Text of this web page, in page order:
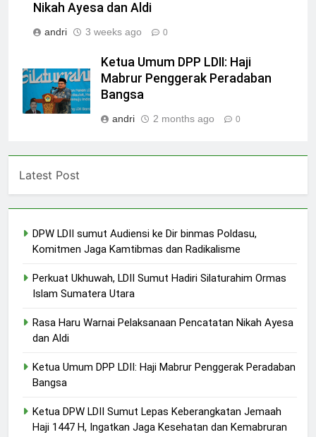
Nikah Ayesa dan Aldi
andri 3 weeks ago 0
Ketua Umum DPP LDII: Haji
Mabrur Penggerak Peradaban
Bangsa
andri 2 months ago 0
Latest Post
DPW LDII sumut Audiensi ke Dir binmas Poldasu,
Komitmen Jaga Kamtibmas dan Radikalisme
Perkuat Ukhuwah, LDII Sumut Hadiri Silaturahim Ormas
Islam Sumatera Utara
Rasa Haru Warnai Pelaksanaan Pencatatan Nikah Ayesa
dan Aldi
Ketua Umum DPP LDII: Haji Mabrur Penggerak Peradaban
Bangsa
Ketua DPW LDII Sumut Lepas Keberangkatan Jemaah
Haji 1447 H, Ingatkan Jaga Kesehatan dan Kemabruran